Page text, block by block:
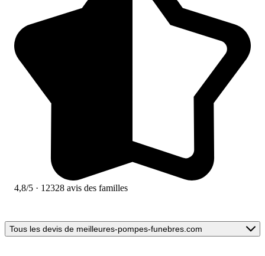
4,8/5 · 12328 avis des familles
Tous les devis de meilleures-pompes-funebres.com